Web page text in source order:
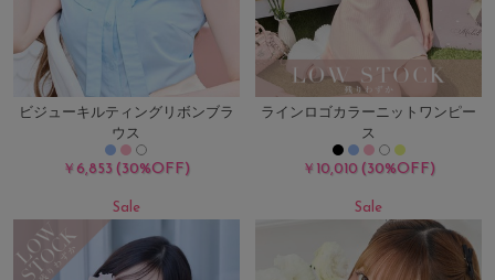
ビジューキルティングリボンブラ
ウス
￥6,853 (30%OFF)
ラインロゴカラーニットワンピー
ス
￥10,010(30%OFF)
Sale Sale